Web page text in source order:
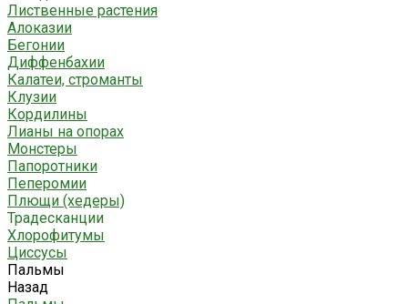
Лиственные растения
Алоказии
Бегонии
Диффенбахии
Калатеи, строманты
Клузии
Кордилины
Лианы на опорах
Монстеры
Папоротники
Пеперомии
Плющи (хедеры)
Традесканции
Хлорофитумы
Циссусы
Пальмы
Назад